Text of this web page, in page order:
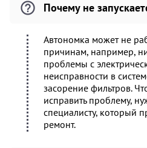
Почему не
Автономка может не
причинам, например,
проблемы с
неисправности в
засорение фильтров.
исправить проблему,
специалисту, который
ремонт.